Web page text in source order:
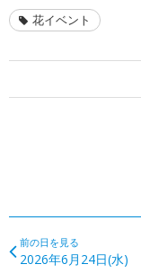
花イベント
前の日を見る
2026年6月24日(水)